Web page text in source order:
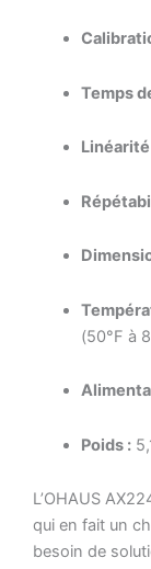
Temps
Linéarité
(50°F à
Poids :
L’OHAUS
qui en fait un
besoin de